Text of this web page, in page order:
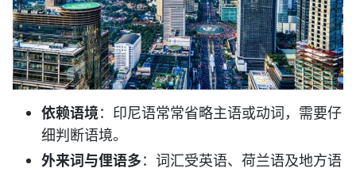
依赖语境：印尼语常常省略主语或动词，需要仔
细判断语境。
外来词与俚语多：词汇受英语、荷兰语及地方语